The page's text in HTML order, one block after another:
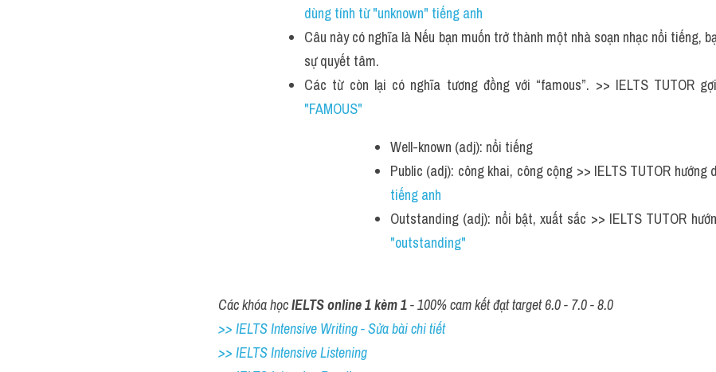
dùng tính từ "unknown" tiếng anh
Câu này có nghĩa là Nếu bạn muốn trở thành một nhà soạn nhạc nổi tiếng,
sự quyết tâm.
Các từ còn lại có nghĩa tương đồng với “famous”. >> IELTS TUTOR
"FAMOUS"
Well-known (adj): nổi tiếng
Public (adj): công khai, công cộng >> IELTS TUTOR hướng
tiếng anh
Outstanding (adj): nổi bật, xuất sắc >> IELTS TUTOR
"outstanding"
Các khóa học IELTS online 1 kèm 1 - 100% cam kết đạt target 6.0 - 7.0 - 8.0
>> IELTS Intensive Writing - Sửa bài chi tiết
>> IELTS Intensive Listening